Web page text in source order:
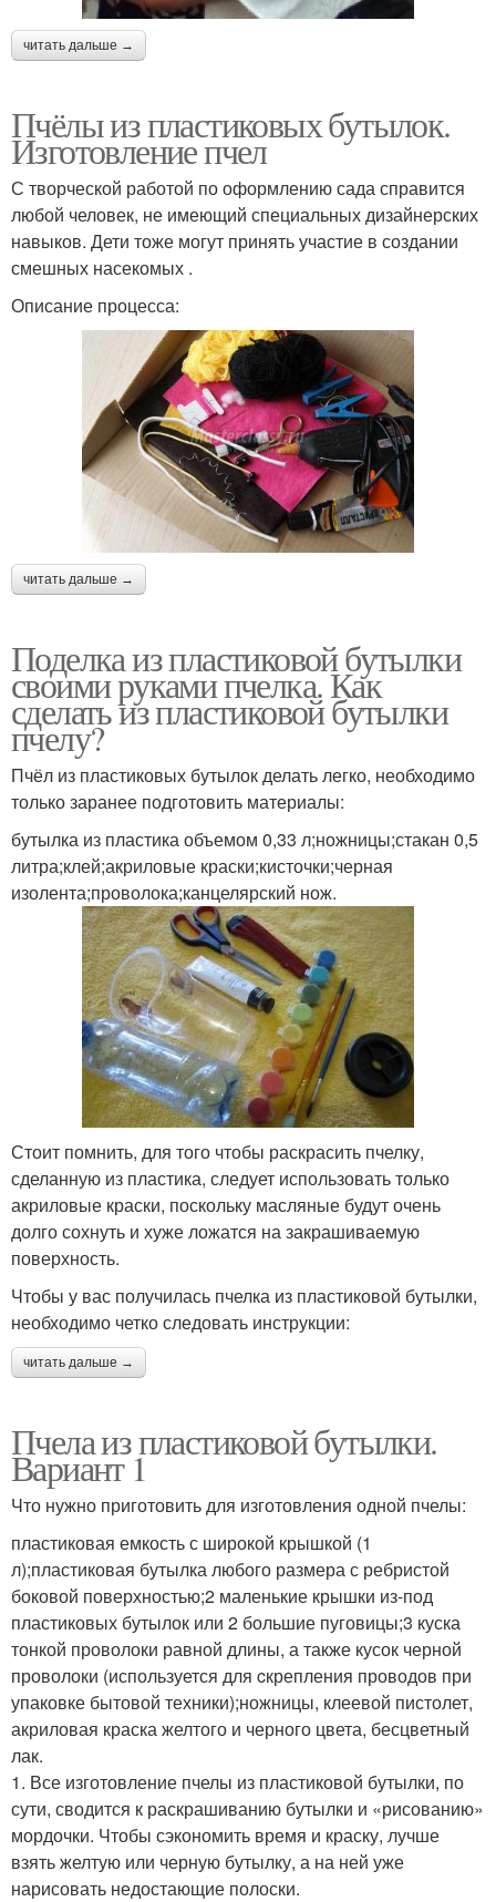
читать дальше →
Пчёлы из пластиковых бутылок.
Изготовление пчел
С творческой работой по оформлению сада справится
любой человек, не имеющий специальных дизайнерских
навыков. Дети тоже могут принять участие в создании
смешных насекомых .
Описание процесса:
читать дальше →
Поделка из пластиковой бутылки
своими руками пчелка. Как
сделать из пластиковой бутылки
пчелу?
Пчёл из пластиковых бутылок делать легко, необходимо
только заранее подготовить материалы:
бутылка из пластика объемом 0,33 л;ножницы;стакан 0,5
литра;клей;акриловые краски;кисточки;черная
изолента;проволока;канцелярский нож.
Стоит помнить, для того чтобы раскрасить пчелку,
сделанную из пластика, следует использовать только
акриловые краски, поскольку масляные будут очень
долго сохнуть и хуже ложатся на закрашиваемую
поверхность.
Чтобы у вас получилась пчелка из пластиковой бутылки,
необходимо четко следовать инструкции:
читать дальше →
Пчела из пластиковой бутылки.
Вариант 1
Что нужно приготовить для изготовления одной пчелы:
пластиковая емкость с широкой крышкой (1
л);пластиковая бутылка любого размера с ребристой
боковой поверхностью;2 маленькие крышки из-под
пластиковых бутылок или 2 большие пуговицы;3 куска
тонкой проволоки равной длины, а также кусок черной
проволоки (используется для cкрепления проводов при
упаковке бытовой техники);ножницы, клеевой пистолет,
акриловая краска желтого и черного цвета, бесцветный
лак.
1. Все изготовление пчелы из пластиковой бутылки, по
сути, сводится к раскрашиванию бутылки и «рисованию»
мордочки. Чтобы сэкономить время и краску, лучше
взять желтую или черную бутылку, а на ней уже
нарисовать недостающие полоски.